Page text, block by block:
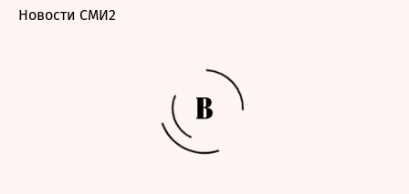
Новости СМИ2